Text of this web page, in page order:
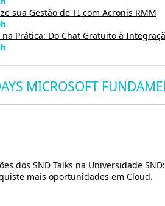
sua Gestão de TI com Acronis RMM
Prática: Do Chat Gratuito à
MICROSOFT
dos SND Talks na Universidade
mais oportunidades em Cloud.